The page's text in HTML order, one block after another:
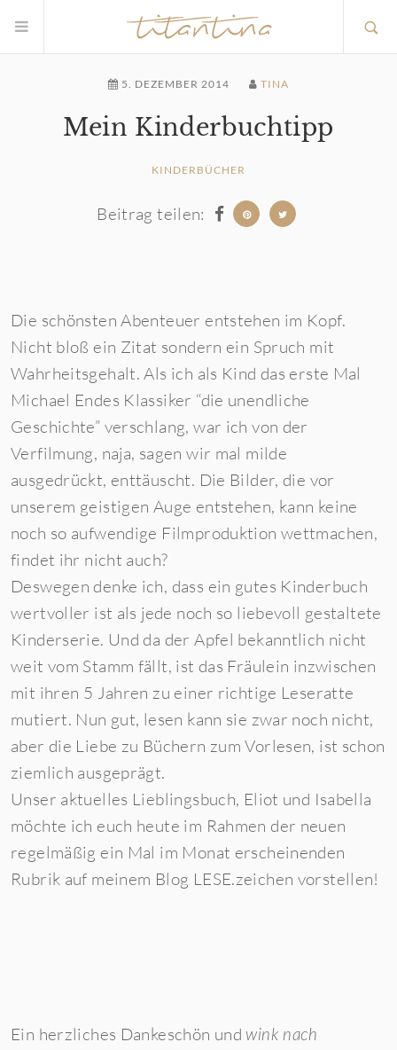
5. DEZEMBER 2014 TINA
Mein Kinderbuchtipp
KINDERBÜCHER
Beitrag teilen:
Die schönsten Abenteuer entstehen im Kopf.
Nicht bloß ein Zitat sondern ein Spruch mit
Wahrheitsgehalt. Als ich als Kind das erste Mal
Michael Endes Klassiker “die unendliche
Geschichte” verschlang, war ich von der
Verfilmung, naja, sagen wir mal milde
ausgedrückt, enttäuscht. Die Bilder, die vor
unserem geistigen Auge entstehen, kann keine
noch so aufwendige Filmproduktion wettmachen,
findet ihr nicht auch?
Deswegen denke ich, dass ein gutes Kinderbuch
wertvoller ist als jede noch so liebevoll gestaltete
Kinderserie. Und da der Apfel bekanntlich nicht
weit vom Stamm fällt, ist das Fräulein inzwischen
mit ihren 5 Jahren zu einer richtige Leseratte
mutiert. Nun gut, lesen kann sie zwar noch nicht,
aber die Liebe zu Büchern zum Vorlesen, ist schon
ziemlich ausgeprägt.
Unser aktuelles Lieblingsbuch, Eliot und Isabella
möchte ich euch heute im Rahmen der neuen
regelmäßig ein Mal im Monat erscheinenden
Rubrik auf meinem Blog LESE.zeichen vorstellen!
Ein herzliches Dankeschön und wink nach